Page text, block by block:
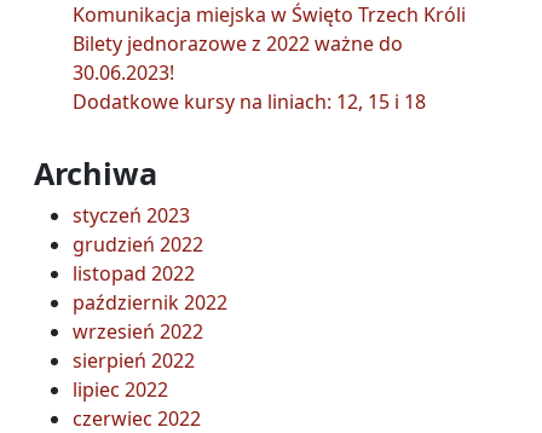
Komunikacja miejska w Święto Trzech Króli
Bilety jednorazowe z 2022 ważne do
30.06.2023!
Dodatkowe kursy na liniach: 12, 15 i 18
Archiwa
styczeń 2023
grudzień 2022
listopad 2022
październik 2022
wrzesień 2022
sierpień 2022
lipiec 2022
czerwiec 2022